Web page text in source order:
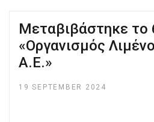
Μεταβιβάστηκε το
«Οργανισμός
Α.Ε.»
19 SEPTEMBER 2024